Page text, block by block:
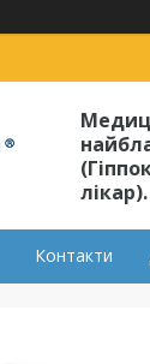
лікар).
Контакти